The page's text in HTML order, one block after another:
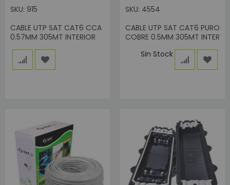
SKU: 915
CABLE UTP SAT CAT6 CCA
0.57MM 305MT INTERIOR
SKU: 4554
CABLE UTP SAT CAT6 PURO
COBRE 0.5MM 305MT INTER
Sin Stock